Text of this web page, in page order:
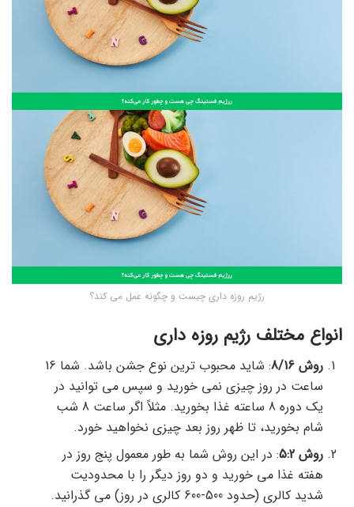
رژیم روزه داری چیست و چگونه عمل می کند؟
انواع مختلف رژیم روزه داری
روش 8/16
: شاید محبوب ترین نوع جشن باشد. شما 16
ساعت در روز چیزی نمی خورید و سپس می توانید در
یک دوره 8 ساعته غذا بخورید. مثلاً اگر ساعت 8 شب
شام بخورید، تا ظهر روز بعد چیزی نخواهید خورد.
روش 5:2
: در این روش شما به طور معمول پنج روز در
هفته غذا می خورید و دو روز دیگر را با محدودیت
شدید کالری (حدود 500-600 کالری در روز) می گذرانید.